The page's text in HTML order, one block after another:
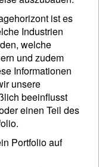
ist es
Industrien
welche
und zudem
Informationen
unsere
beeinflusst
einen Teil des
Portfolio auf